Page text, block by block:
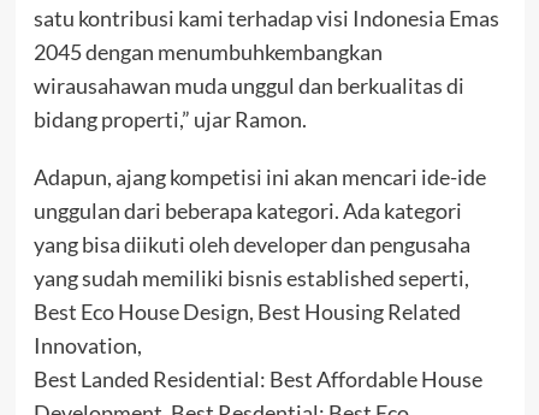
satu kontribusi kami terhadap visi Indonesia Emas
2045 dengan menumbuhkembangkan
wirausahawan muda unggul dan berkualitas di
bidang properti,” ujar Ramon.
Adapun, ajang kompetisi ini akan mencari ide-ide
unggulan dari beberapa kategori. Ada kategori
yang bisa diikuti oleh developer dan pengusaha
yang sudah memiliki bisnis established seperti,
Best Eco House Design, Best Housing Related
Innovation,
Best Landed Residential: Best Affordable House